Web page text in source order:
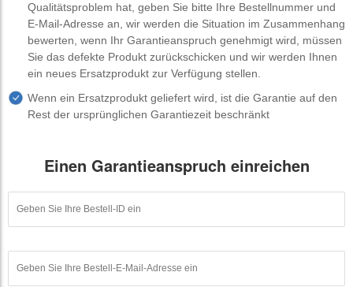
Qualitätsproblem hat, geben Sie bitte Ihre Bestellnummer und
E-Mail-Adresse an, wir werden die Situation im Zusammenhang
bewerten, wenn Ihr Garantieanspruch genehmigt wird, müssen
Sie das defekte Produkt zurückschicken und wir werden Ihnen
ein neues Ersatzprodukt zur Verfügung stellen.
Wenn ein Ersatzprodukt geliefert wird, ist die Garantie auf den
Rest der ursprünglichen Garantiezeit beschränkt
Einen Garantieanspruch einreichen